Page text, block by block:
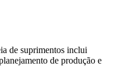
de suprimentos inclui
de produção e